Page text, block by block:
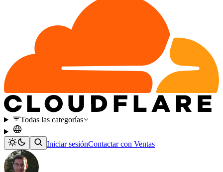
Todas las categorías
Iniciar sesiónContactar con Ventas